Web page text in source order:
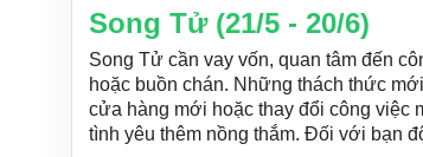
Song Tử (21/5 - 20/6)
Song Tử cần vay vốn, quan tâm đến
hoặc buồn chán. Những thách thức
cửa hàng mới hoặc thay đổi công việc
tình yêu thêm nồng thắm. Đối với bạn